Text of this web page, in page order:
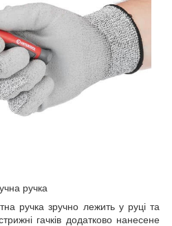
ручка
ручка зручно лежить у руці та
гачків додатково нанесене